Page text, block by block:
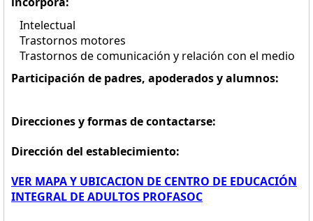
Intelectual
Trastornos motores
Trastornos de comunicación y relación con el medio
Participación de padres, apoderados y alumnos:
Direcciones y formas de contactarse:
Dirección del establecimiento:
VER MAPA Y UBICACION DE CENTRO DE EDUCACIÓN
INTEGRAL DE ADULTOS PROFASOC